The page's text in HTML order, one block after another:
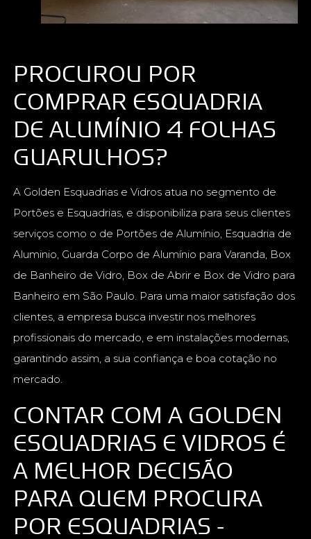
PROCUROU POR
COMPRAR ESQUADRIA
DE ALUMÍNIO 4 FOLHAS
GUARULHOS?
A Golden Esquadrias e Vidros atua no segmento de
Portões e Esquadrias, e disponibiliza para seus clientes
serviços como o de Portões de Alumínio, Esquadria de
Aluminio, Guarda Corpo de Alumínio para Varanda, Box
de Banheiro de Vidro, Box de Abrir e Box de Vidro para
Banheiro em São Paulo. Para uma maior satisfação dos
clientes, a empresa busca investir nos melhores
profissionais do mercado, e em instalações modernas,
garantindo assim, a sua confiança e boa cotação no
mercado.
CONTAR COM A GOLDEN
ESQUADRIAS E VIDROS É
A MELHOR DECISÃO
PARA QUEM PROCURA
POR ESQUADRIAS -